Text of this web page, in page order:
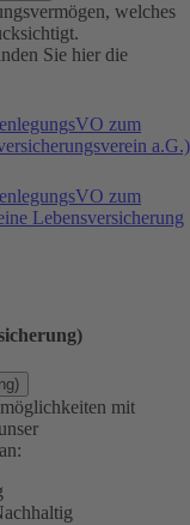
welches
Sie hier die
zum
a.G.)
zum
Lebensversicherung
mit